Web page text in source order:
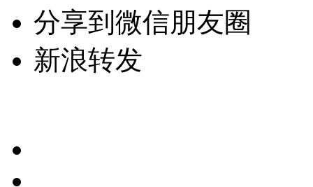
分享到微信朋友圈
新浪转发